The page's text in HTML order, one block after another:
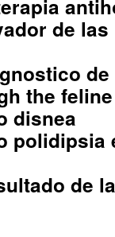
de
the
disnea
polidipsia
de